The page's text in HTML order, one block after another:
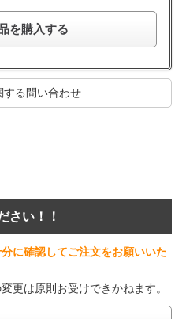
を購入する
する問い合わせ
さい！！
に確認してご注文をお願いいた
更は原則お受けできかねます。